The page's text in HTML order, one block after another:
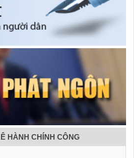
HÀNH CHÍNH CÔNG